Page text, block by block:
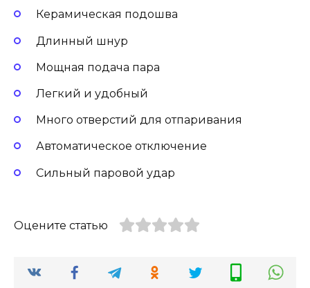
Керамическая подошва
Длинный шнур
Мощная подача пара
Легкий и удобный
Много отверстий для отпаривания
Автоматическое отключение
Сильный паровой удар
Оцените статью